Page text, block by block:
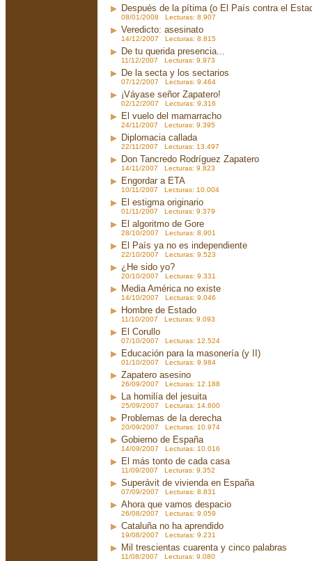
Después de la pítima (o El País contra el
08/01/2008 Lecturas: 8.907
Veredicto: asesinato
14/12/2007 Lecturas: 8.815
De tu querida presencia...
11/12/2007 Lecturas: 9.973
De la secta y los sectarios
07/12/2007 Lecturas: 9.464
¡Váyase señor Zapatero!
02/12/2007 Lecturas: 9.316
El vuelo del mamarracho
24/11/2007 Lecturas: 9.395
Diplomacia callada
22/11/2007 Lecturas: 13.497
Don Tancredo Rodríguez Zapatero
14/11/2007 Lecturas: 9.823
Engordar a ETA
10/11/2007 Lecturas: 10.004
El estigma originario
01/11/2007 Lecturas: 9.379
El algoritmo de Gore
28/10/2007 Lecturas: 8.901
El País ya no es independiente
22/10/2007 Lecturas: 9.523
¿He sido yo?
20/10/2007 Lecturas: 9.331
Media América no existe
14/10/2007 Lecturas: 9.046
Hombre de Estado
11/10/2007 Lecturas: 9.093
El Corullo
07/10/2007 Lecturas: 12.524
Educación para la masonería (y II)
01/10/2007 Lecturas: 9.984
Zapatero asesino
26/09/2007 Lecturas: 12.188
La homilía del jesuita
25/09/2007 Lecturas: 14.600
Problemas de la derecha
20/09/2007 Lecturas: 10.974
Gobierno de España
14/09/2007 Lecturas: 10.016
El más tonto de cada casa
11/09/2007 Lecturas: 9.352
Superávit de vivienda en España
07/09/2007 Lecturas: 8.831
Ahora que vamos despacio
26/08/2007 Lecturas: 9.059
Cataluña no ha aprendido
19/08/2007 Lecturas: 9.231
Mil trescientas cuarenta y cinco palabras
11/08/2007 Lecturas: 9.080